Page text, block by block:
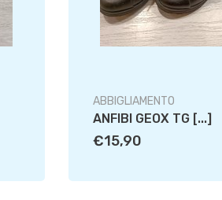
ABBIGLIAMENTO
ANFIBI GEOX TG [...]
€15,90